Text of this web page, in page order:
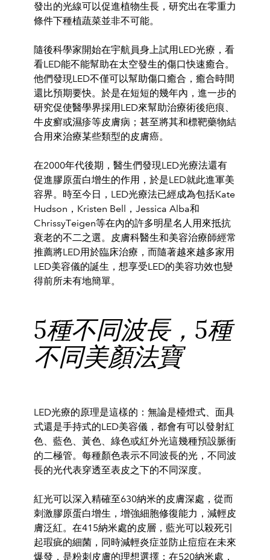
發出的光線可以促進植物生長， 研究出在零重力
條件下種植蔬菜並非不可能。
隨後科學家開始在宇航員身上試用LED光療， 看
看LED能不能幫助在太空發生的傷口快速癒合。
他們發現LED不僅可以幫助傷口癒合，癒合時間
還比預期要快。 於是在短短的幾年內，進一步的
研究促使醫學界採用LED來幫助治療術後疤痕、
牛皮癬或濕疹等皮膚病； 甚至將其和標靶藥物結
合用來治療某些類型的皮膚癌。
在2000年代後期， 醫生們發現LED光療法還有
促進膠原蛋白增生的作用， 於是LED就此進軍美
容界。時至今日， LED光療法已經成為包括Kate
Hudson，Kristen Bell，Jessica Alba和
ChrissyTeigen等在內的許多明星名人用來抵抗
衰老的不二之選。 皮膚科醫生和美容治療師經常
推薦將LED用於臨床治療，而隨著越來越多家用
LED美容儀的誕生， 想享受LED的美容功效也變
得前所未有地簡單。
5種不同波長，5種
不同美顏法寶
LED光療的原理是這樣的： 無論是檯燈式、 面具
式還是手持式的LED美容儀，都會有可以發射紅
色、 藍色、 黃色、綠色或紅外光這幾種預設脈衝
的二極管。 每種顏色表示不同波長的光，不同波
長的光代表穿透至表皮之下的不同深度。
紅光可以深入精確至630納米的皮膚深處， 從而
刺激膠原蛋白增生 ，增強細胞修復能力，減輕皮
膚泛紅。在415納米處的皮層， 藍光可以殺死引
起瑕疵的細菌， 同時減輕炎症並防止痘痘在未來
爆發 ，是粉刺皮膚的理想選擇；在520納米處，